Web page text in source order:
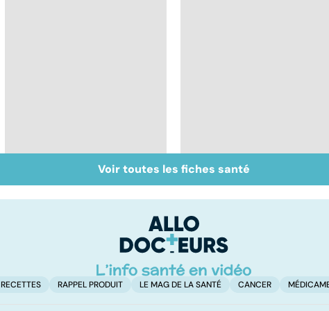
Alimentation :
mangeons-nous trop
Les féculents, un
carburant
Voir toutes les fiches santé
RECETTES RAPPEL PRODUIT LE MAG DE LA SANTÉ CANCER